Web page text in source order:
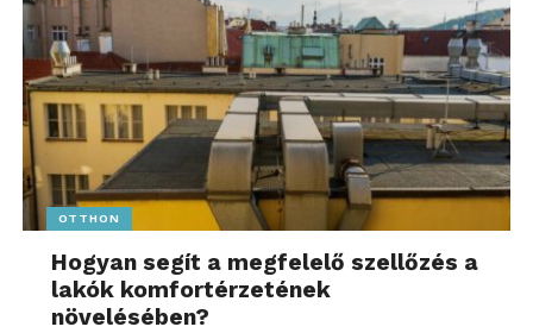
OTTHON
Hogyan segít a megfelelő szellőzés a
lakók komfortérzetének
növelésében?